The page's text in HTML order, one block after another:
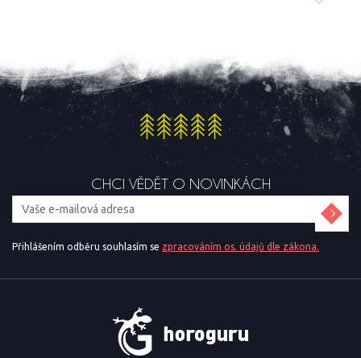
CHCI VĚDĚT O NOVINKÁCH
Přihlášením odběru souhlasím se zpracováním os. údajů dle zákona.